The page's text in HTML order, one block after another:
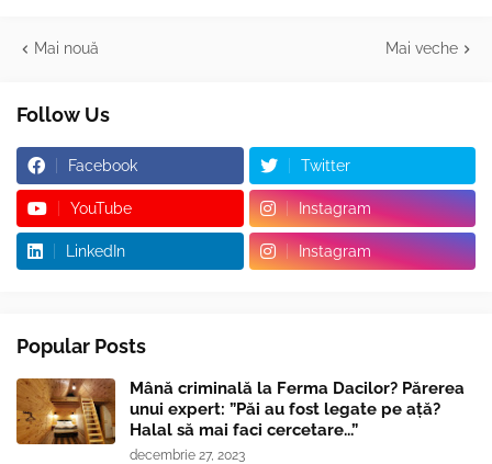
Mai nouă Mai veche
Follow Us
Facebook Twitter
YouTube Instagram
LinkedIn Instagram
Popular Posts
Mână criminală la Ferma Dacilor? Părerea
unui expert: ”Păi au fost legate pe ață?
Halal să mai faci cercetare...”
decembrie 27, 2023